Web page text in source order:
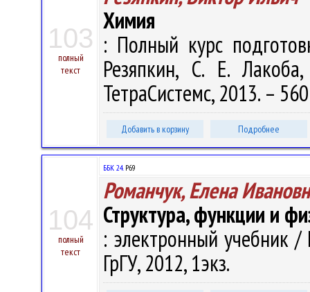
103
полный
текст
Химия
: Полный курс
Резяпкин, С. Е.
ТетраСистемс, 2013. –
Добавить в корзину Подробнее
104
полный
текст
ББК 24.Р69
Романчук, Елена
Структура, функции и
: электронный учебник /
ГрГУ, 2012, 1экз.